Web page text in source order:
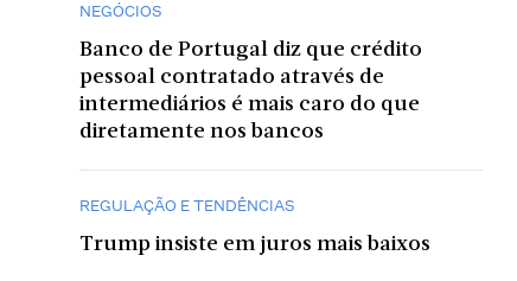
NEGÓCIOS
Banco de Portugal diz que crédito
pessoal contratado através de
intermediários é mais caro do que
diretamente nos bancos
REGULAÇÃO E TENDÊNCIAS
Trump insiste em juros mais baixos